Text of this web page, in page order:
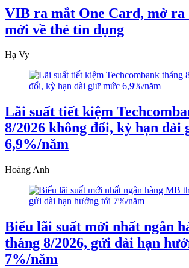
VIB ra mắt One Card, mở ra
mới về thẻ tín dụng
Hạ Vy
Lãi suất tiết kiệm
8/2026 không đổi, kỳ hạn dài
6,9%/năm
Hoàng Anh
Biểu lãi suất mới nhất ngân
tháng 8/2026, gửi dài hạn
7%/năm